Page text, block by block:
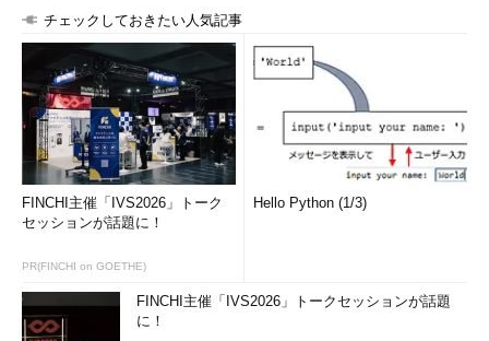
チェックしておきたい人気記事
FINCHI主催「IVS2026」トーク
セッションが話題に！
PR(FINCHI on GOETHE)
Hello Python (1/3)
FINCHI主催「IVS2026」トークセッションが話題
に！